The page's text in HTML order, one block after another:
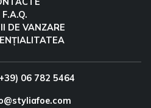
F.A.Q.
DE VANZARE
06 782 5464